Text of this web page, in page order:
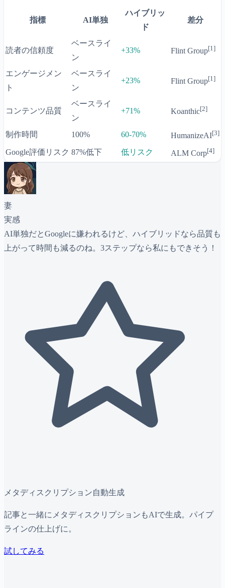
指標 AI単独
ハイブリッ
ド
差分
読者の信頼度
ベースライ
ン
+33% Flint Group[1]
エンゲージメン
ト
ベースライ
ン
+23% Flint Group[1]
コンテンツ品質
ベースライ
ン
+71% Koanthic[2]
制作時間 100% 60-70% HumanizeAI[3]
Google評価リスク 87%低下 低リスク ALM Corp[4]
妻
実感
AI単独だとGoogleに嫌われるけど、ハイブリッドなら品質も
上がって時間も減るのね。3ステップなら私にもできそう！
メタディスクリプション自動生成
記事と一緒にメタディスクリプションもAIで生成。パイプ
ラインの仕上げに。
試してみる